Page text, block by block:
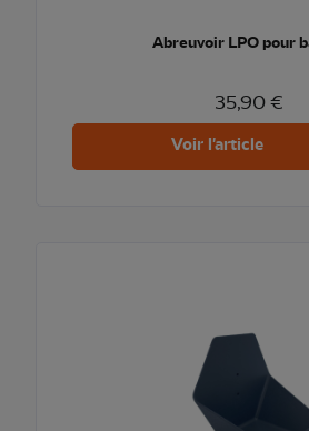
Abreuvoir LPO pour
35,90 €
Voir l'article